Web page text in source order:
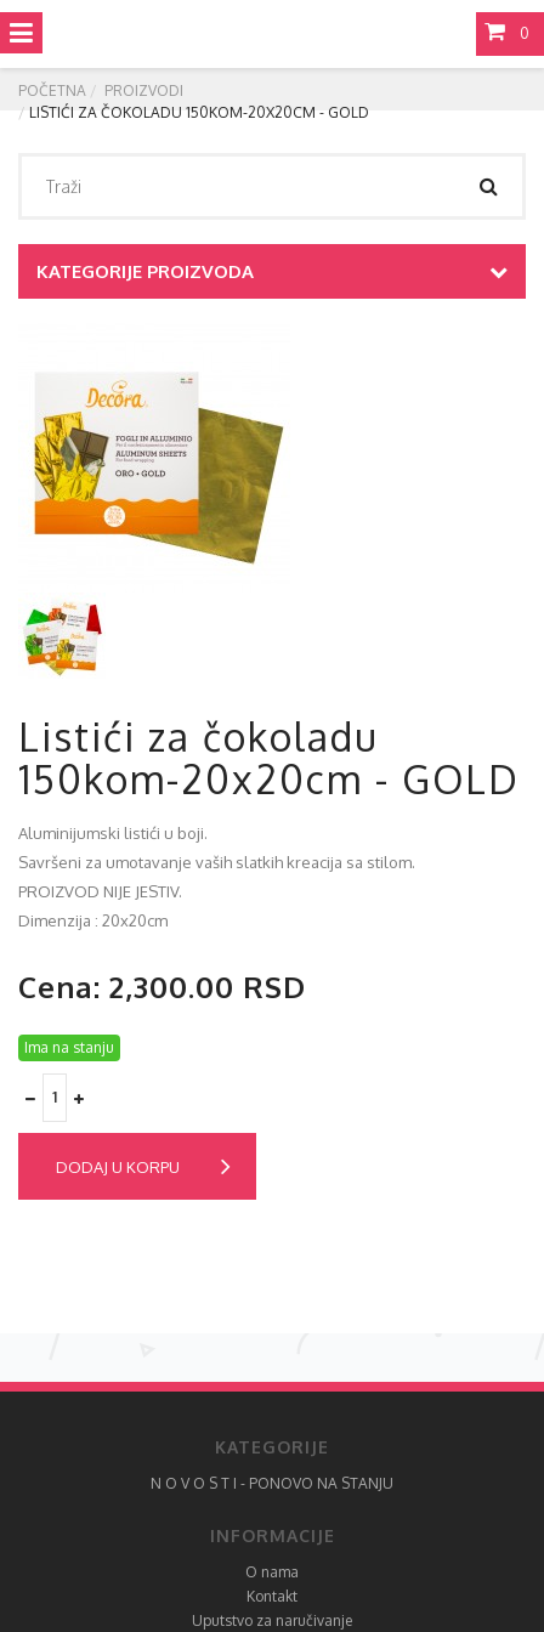
0
POČETNA
PROIZVODI
LISTIĆI ZA ČOKOLADU 150KOM-20X20CM - GOLD
KATEGORIJE PROIZVODA
Listići za čokoladu
150kom-20x20cm - GOLD
Aluminijumski listići u boji.
Savršeni za umotavanje vaših slatkih kreacija sa stilom.
PROIZVOD NIJE JESTIV.
Dimenzija : 20x20cm
Cena: 2,300.00 RSD
Ima na stanju
DODAJ U KORPU
KATEGORIJE
N O V O S T I - PONOVO NA STANJU
INFORMACIJE
O nama
Kontakt
Uputstvo za naručivanje